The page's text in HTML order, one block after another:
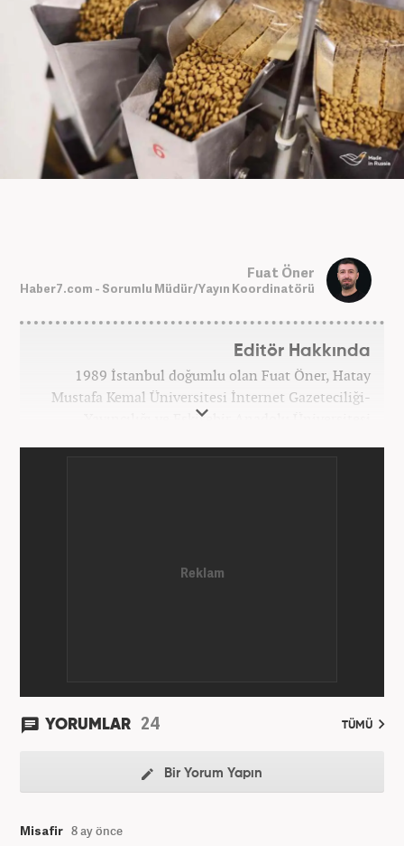
Fuat Öner
Haber7.com - Sorumlu Müdür/Yayın Koordinatörü
Editör Hakkında
1989 İstanbul doğumlu olan Fuat Öner, Hatay
Mustafa Kemal Üniversitesi İnternet Gazeteciliği-
Yayıncılığı ve Eskişehir Anadolu Üniversitesi
Öner, şu anda Haber7.com'da Yayın Koordinatörü
YORUMLAR 24 TÜMÜ
Bir Yorum Yapın
Misafir 8 ay önce